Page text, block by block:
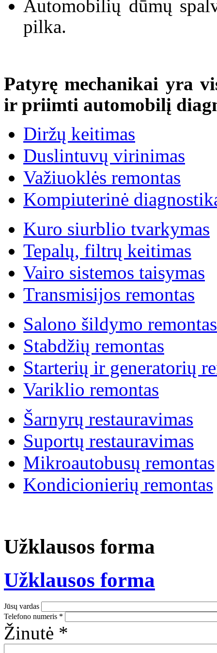
Automobilių dūmų
pilka.
Patyrę mechanikai yra
ir priimti automobilį
Diržų keitimas
Duslintuvų virinimas
Važiuoklės remontas
Kompiuterinė
Kuro siurblio tvarkymas
Tepalų, filtrų keitimas
Vairo sistemos taisymas
Transmisijos remontas
Salono šildymo remontas
Stabdžių remontas
Starterių ir generatorių
Variklio remontas
Šarnyrų restauravimas
Suportų restauravimas
Mikroautobusų remontas
Kondicionierių remontas
Užklausos forma
Užklausos forma
Jūsų vardas
Telefono numeris *
Žinutė *